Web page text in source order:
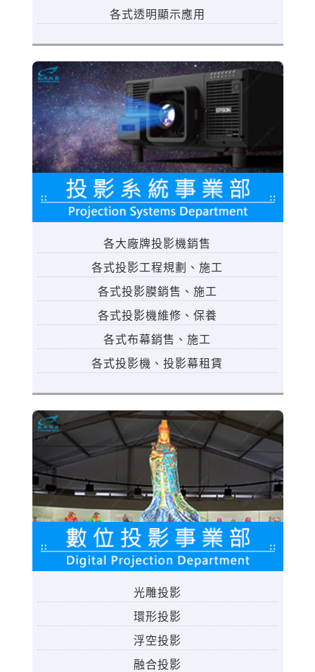
各式透明顯示應用
各大廠牌投影機銷售
各式投影工程規劃、施工
各式投影膜銷售、施工
各式投影機維修、保養
各式布幕銷售、施工
各式投影機、投影幕租賃
光雕投影
環形投影
浮空投影
融合投影